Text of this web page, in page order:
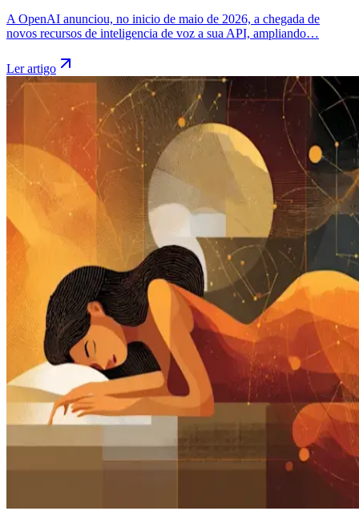
A OpenAI anunciou, no inicio de maio de 2026, a chegada de
novos recursos de inteligencia de voz a sua API, ampliando…
Ler artigo